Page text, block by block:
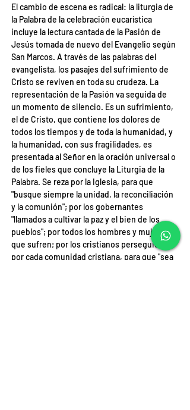
El cambio de escena es radical: la liturgia de
la Palabra de la celebración eucarística
incluye la lectura cantada de la Pasión de
Jesús tomada de nuevo del Evangelio según
San Marcos. A través de las palabras del
evangelista, los pasajes del sufrimiento de
Cristo se reviven en toda su crudeza. La
representación de la Pasión va seguida de
un momento de silencio. Es un sufrimiento,
el de Cristo, que contiene los dolores de
todos los tiempos y de toda la humanidad, y
la humanidad, con sus fragilidades, es
presentada al Señor en la oración universal o
de los fieles que concluye la Liturgia de la
Palabra. Se reza por la Iglesia, para que
"busque siempre la unidad, la reconciliación
y la comunión"; por los gobernantes
"llamados a cultivar la paz y el bien de los
pueblos"; por todos los hombres y mujeres
que sufren; por los cristianos perseguidos;
por cada comunidad cristiana, para que "sea